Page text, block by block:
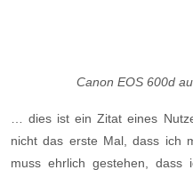
Canon EOS 600d
… dies ist ein Zitat eines
nicht das erste Mal, dass ich
muss ehrlich gestehen,